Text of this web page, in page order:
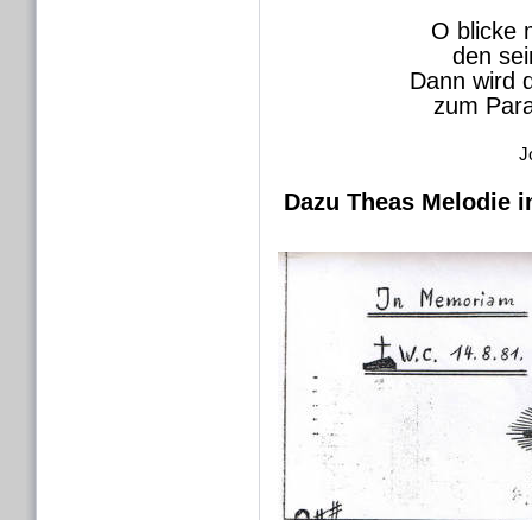
O blicke
den
Dann wird
zum
Dazu Theas Melodie